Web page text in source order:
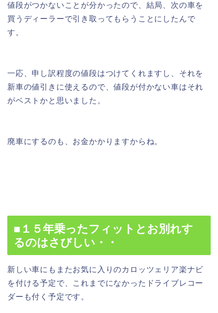
値段がつかないことが分かったので、結局、次の車を
買うディーラーで引き取ってもらうことにしたんで
す。
一応、申し訳程度の値段はつけてくれますし、それを
新車の値引きに使えるので、値段が付かない車はそれ
がベストかと思いました。
廃車にするのも、お金かかりますからね。
■１５年乗ったフィットとお別れす
るのはさびしい・・
新しい車にもまたお気に入りのカロッツェリア楽ナビ
を付ける予定で、これまでになかったドライブレコー
ダーも付く予定です。